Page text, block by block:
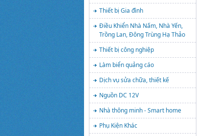
Thiết bị Gia đình
Điều Khiển Nhà Nấm, Nhà Yến,
Trồng Lan, Đông Trùng Hạ Thảo
Thiết bị công nghiệp
Làm biển quảng cáo
Dịch vụ sửa chữa, thiết kế
Nguồn DC 12V
Nhà thông minh - Smart home
Phụ Kiện Khác